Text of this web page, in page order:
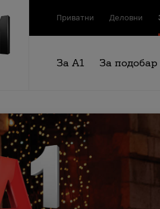
Приватни Деловни
За А1 За подобар